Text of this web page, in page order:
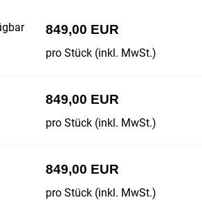
849,00 EUR
pro Stück (inkl. MwSt.)
849,00 EUR
pro Stück (inkl. MwSt.)
849,00 EUR
pro Stück (inkl. MwSt.)